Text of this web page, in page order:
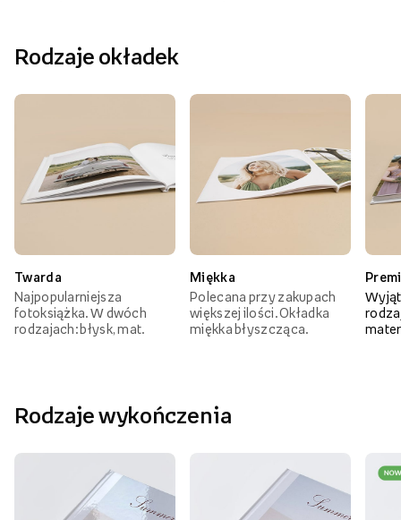
Rodzaje okładek
Twarda
Najpopularniejsza
fotoksiążka. W dwóch
rodzajach: błysk, mat.
Miękka
Polecana przy zakupach
większej ilości. Okładka
miękka błyszcząca.
Rodzaje wykończenia